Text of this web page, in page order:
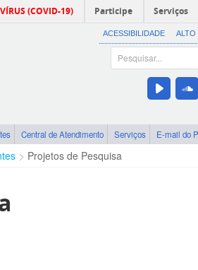
(COVID-19) Participe Serviços
ACESSIBILIDADE ALTO
Central de Atendimento Serviços E-mail do
Projetos de Pesquisa